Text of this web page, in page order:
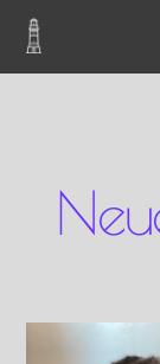
Skip
content